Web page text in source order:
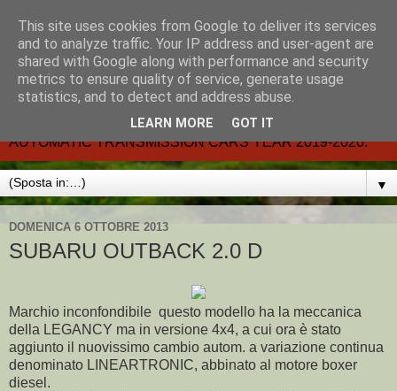
CARMATIC-®-All about
automatic cars.
Dal 2002- email.-marcvent@inwind.it.- NEW BOOK-
AUTOMATIC TRANSMISSION CARS YEAR 2019-2020.
▼
DOMENICA 6 OTTOBRE 2013
SUBARU OUTBACK 2.0 D
Marchio inconfondibile questo modello ha la meccanica
della LEGANCY ma in versione 4x4, a cui ora è stato
aggiunto il nuovissimo cambio autom. a variazione continua
denominato LINEARTRONIC, abbinato al motore boxer
diesel.
This site uses cookies from Google to deliver its services
and to analyze traffic. Your IP address and user-agent are
shared with Google along with performance and security
metrics to ensure quality of service, generate usage
statistics, and to detect and address abuse.
LEARN MORE GOT IT